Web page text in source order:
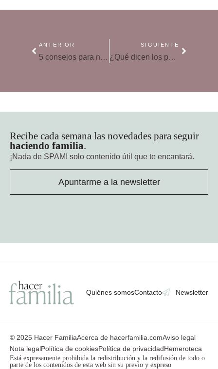
ANTERIOR
5 consejos para no perder la paciencia con nuestros hijos
SIGUIENTE
¿Qué dicen los pediatras sobre las infecciones en preescolar?
Recibe cada semana las novedades para seguir
haciendo familia.
¡Nada de SPAM! solo contenido útil que te encantará.
Apuntarme a la newsletter
Quiénes somosContacto Newsletter
© 2025 Hacer FamiliaAcerca de hacerfamilia.comAviso legal
Nota legalPolítica de cookiesPolítica de privacidadHemeroteca
Está expresamente prohibida la redistribución y la redifusión de todo o
parte de los contenidos de esta web sin su previo y expreso